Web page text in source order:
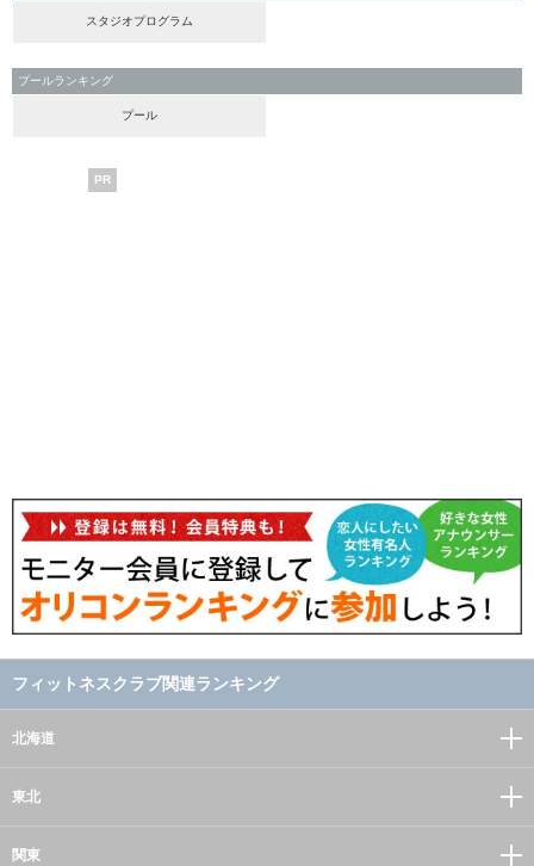
スタジオプログラム
プールランキング
プール
PR
フィットネスクラブ関連ランキング
北海道
東北
関東